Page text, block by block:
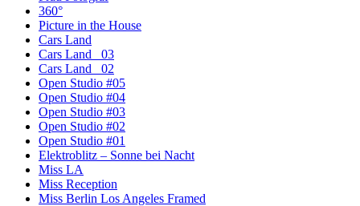
360°
Picture in the House
Cars Land
Cars Land _03
Cars Land _02
Open Studio #05
Open Studio #04
Open Studio #03
Open Studio #02
Open Studio #01
Elektroblitz – Sonne bei Nacht
Miss LA
Miss Reception
Miss Berlin Los Angeles Framed